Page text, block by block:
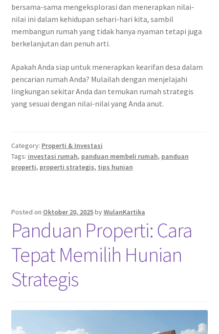
bersama-sama mengeksplorasi dan menerapkan nilai-
nilai ini dalam kehidupan sehari-hari kita, sambil
membangun rumah yang tidak hanya nyaman tetapi juga
berkelanjutan dan penuh arti.
Apakah Anda siap untuk menerapkan kearifan desa dalam
pencarian rumah Anda? Mulailah dengan menjelajahi
lingkungan sekitar Anda dan temukan rumah strategis
yang sesuai dengan nilai-nilai yang Anda anut.
Category: Properti & Investasi
Tags: investasi rumah, panduan membeli rumah, panduan
properti, properti strategis, tips hunian
Posted on Oktober 20, 2025byWulanKartika
Panduan Properti: Cara
Tepat Memilih Hunian
Strategis